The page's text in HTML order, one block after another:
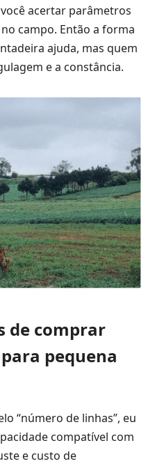
acertar parâmetros
campo. Então a forma
ajuda, mas quem
e a constância.
de comprar
pequena
“número de linhas”, eu
compatível com
e custo de